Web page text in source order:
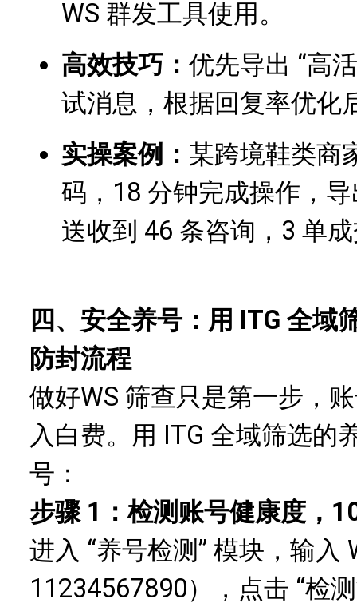
WS 群发工具使用。
高效技巧： 优先导出 “高
试消息，根据回复率优化
实操案例： 某跨境鞋类商
码，18 分钟完成操作，
送收到 46 条咨询，3 单
四、安全养号：用 ITG 全域
防封流程
做好WS 筛查只是第一步，
入白费。用 ITG 全域筛选的
号：
步骤 1：检测账号健康度，
进入 “养号检测” 模块，输入
11234567890），点击 “检